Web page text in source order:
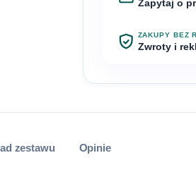
InPost
Zapytaj o
do nas.
ZAKUPY BEZ
Zwroty i
ustawowym
Reklamację
zestawu Opinie